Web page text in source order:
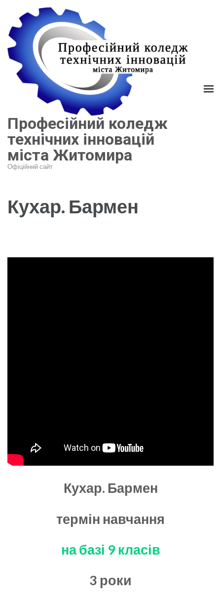
вмісту
(натисніть
Enter)
Професійний коледж
технічних інновацій
міста Житомира
Офіційний сайт
Кухар. Бармен
Кухар. Бармен
термін навчання
на базі 9 класів
3 роки